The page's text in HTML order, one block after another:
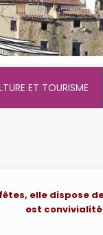
ET TOURISME
elle
est